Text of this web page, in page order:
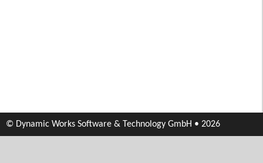
© Dynamic Works Software & Technology GmbH • 2026